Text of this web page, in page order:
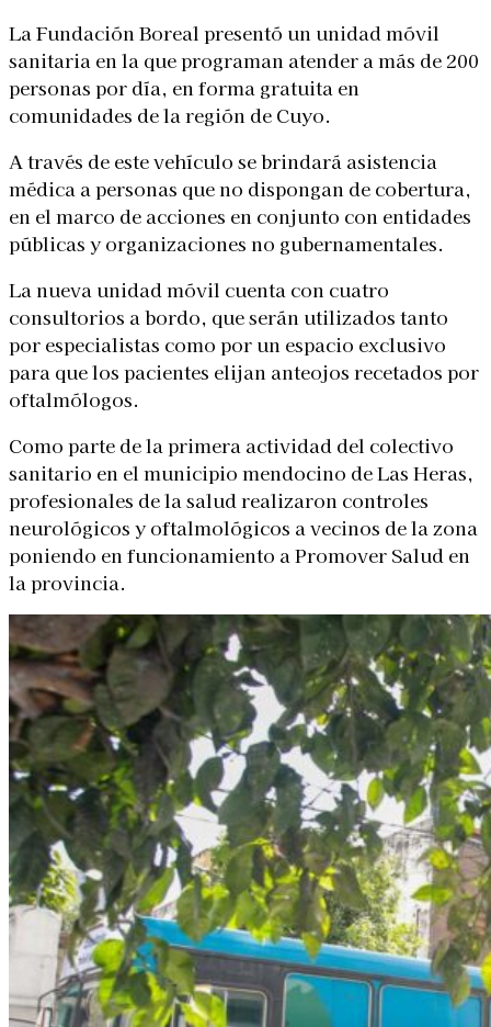
La Fundación Boreal presentó un unidad móvil
sanitaria en la que programan atender a más de 200
personas por día, en forma gratuita en
comunidades de la región de Cuyo.
A través de este vehículo se brindará asistencia
médica a personas que no dispongan de cobertura,
en el marco de acciones en conjunto con entidades
públicas y organizaciones no gubernamentales.
La nueva unidad móvil cuenta con cuatro
consultorios a bordo, que serán utilizados tanto
por especialistas como por un espacio exclusivo
para que los pacientes elijan anteojos recetados por
oftalmólogos.
Como parte de la primera actividad del colectivo
sanitario en el municipio mendocino de Las Heras,
profesionales de la salud realizaron controles
neurológicos y oftalmológicos a vecinos de la zona
poniendo en funcionamiento a Promover Salud en
la provincia.